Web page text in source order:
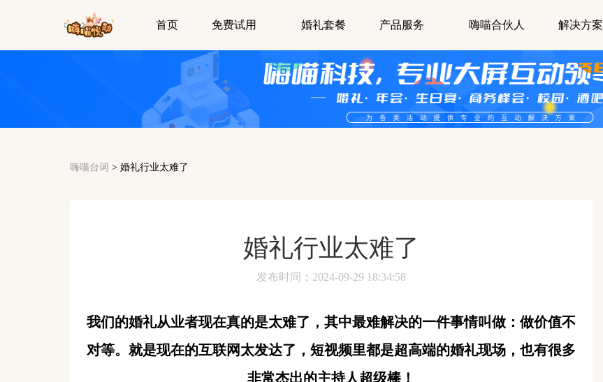
首页 免费试用 婚礼套餐 产品服务 嗨喵合伙人 解决方案
嗨喵台词 > 婚礼行业太难了
婚礼行业太难了
发布时间：2024-09-29 18:34:58
我们的婚礼从业者现在真的是太难了，其中最难解决的一件事情叫做：做价值不
对等。就是现在的互联网太发达了，短视频里都是超高端的婚礼现场，也有很多
非常杰出的主持人超级棒！